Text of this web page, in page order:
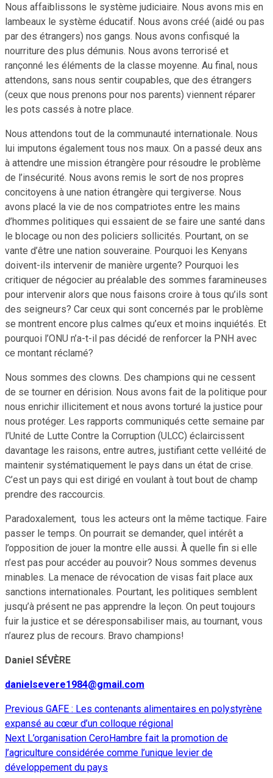
Nous affaiblissons le système judiciaire. Nous avons mis en
lambeaux le système éducatif. Nous avons créé (aidé ou pas
par des étrangers) nos gangs. Nous avons confisqué la
nourriture des plus démunis. Nous avons terrorisé et
rançonné les éléments de la classe moyenne. Au final, nous
attendons, sans nous sentir coupables, que des étrangers
(ceux que nous prenons pour nos parents) viennent réparer
les pots cassés à notre place.
Nous attendons tout de la communauté internationale. Nous
lui imputons également tous nos maux. On a passé deux ans
à attendre une mission étrangère pour résoudre le problème
de l’insécurité. Nous avons remis le sort de nos propres
concitoyens à une nation étrangère qui tergiverse. Nous
avons placé la vie de nos compatriotes entre les mains
d’hommes politiques qui essaient de se faire une santé dans
le blocage ou non des policiers sollicités. Pourtant, on se
vante d’être une nation souveraine. Pourquoi les Kenyans
doivent-ils intervenir de manière urgente? Pourquoi les
critiquer de négocier au préalable des sommes faramineuses
pour intervenir alors que nous faisons croire à tous qu’ils sont
des seigneurs? Car ceux qui sont concernés par le problème
se montrent encore plus calmes qu’eux et moins inquiétés. Et
pourquoi l’ONU n’a-t-il pas décidé de renforcer la PNH avec
ce montant réclamé?
Nous sommes des clowns. Des champions qui ne cessent
de se tourner en dérision. Nous avons fait de la politique pour
nous enrichir illicitement et nous avons torturé la justice pour
nous protéger. Les rapports communiqués cette semaine par
l’Unité de Lutte Contre la Corruption (ULCC) éclaircissent
davantage les raisons, entre autres, justifiant cette velléité de
maintenir systématiquement le pays dans un état de crise.
C’est un pays qui est dirigé en voulant à tout bout de champ
prendre des raccourcis.
Paradoxalement, tous les acteurs ont la même tactique. Faire
passer le temps. On pourrait se demander, quel intérêt a
l’opposition de jouer la montre elle aussi. À quelle fin si elle
n’est pas pour accéder au pouvoir? Nous sommes devenus
minables. La menace de révocation de visas fait place aux
sanctions internationales. Pourtant, les politiques semblent
jusqu’à présent ne pas apprendre la leçon. On peut toujours
fuir la justice et se déresponsabiliser mais, au tournant, vous
n’aurez plus de recours. Bravo champions!
Daniel SÉVÈRE
danielsevere1984@gmail.com
Continue
Reading
Previous GAFE : Les contenants alimentaires en polystyrène
expansé au cœur d’un colloque régional
Next L’organisation CeroHambre fait la promotion de
l’agriculture considérée comme l’unique levier de
développement du pays